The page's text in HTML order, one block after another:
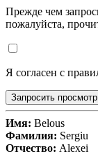
Прежде чем
пожалуйста,
Я согласен с
Запросить
Имя: Belous
Фамилия: Sergiu
Отчество: Alexei